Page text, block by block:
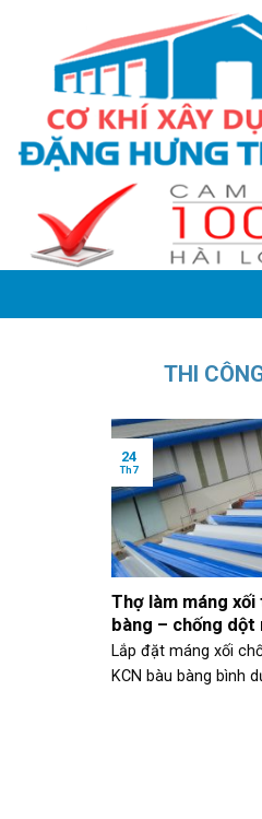
content
THI
Thợ làm máng xối
bàng – chống dột
Lắp đặt máng xối
KCN bàu bàng bình
24
Th7